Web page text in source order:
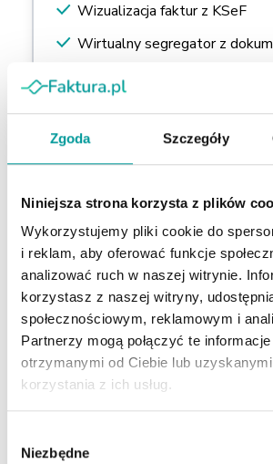
Zgoda Szczegóły
Niniejsza strona korzysta z plików
Wykorzystujemy pliki cookie do
i reklam, aby oferować funkcje
analizować ruch w naszej witrynie.
korzystasz z naszej witryny,
społecznościowym, reklamowym i
Partnerzy mogą połączyć te
otrzymanymi od Ciebie lub
korzystania z ich usług.
zgody
Niezbędne
Wizualizacja faktur z KSeF
Wirtualny segregator z
Zarządzanie płatnościami do
Dostęp do dokumentów w
Wybierz
Program do faktur